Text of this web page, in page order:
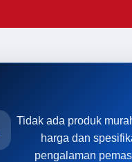
Tidak ada produk
harga dan
pengalaman